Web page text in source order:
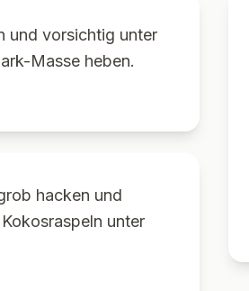
und vorsichtig unter
Masse heben.
hacken und
unter